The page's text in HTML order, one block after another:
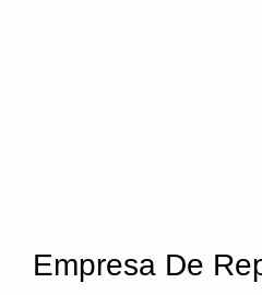
Empresa De